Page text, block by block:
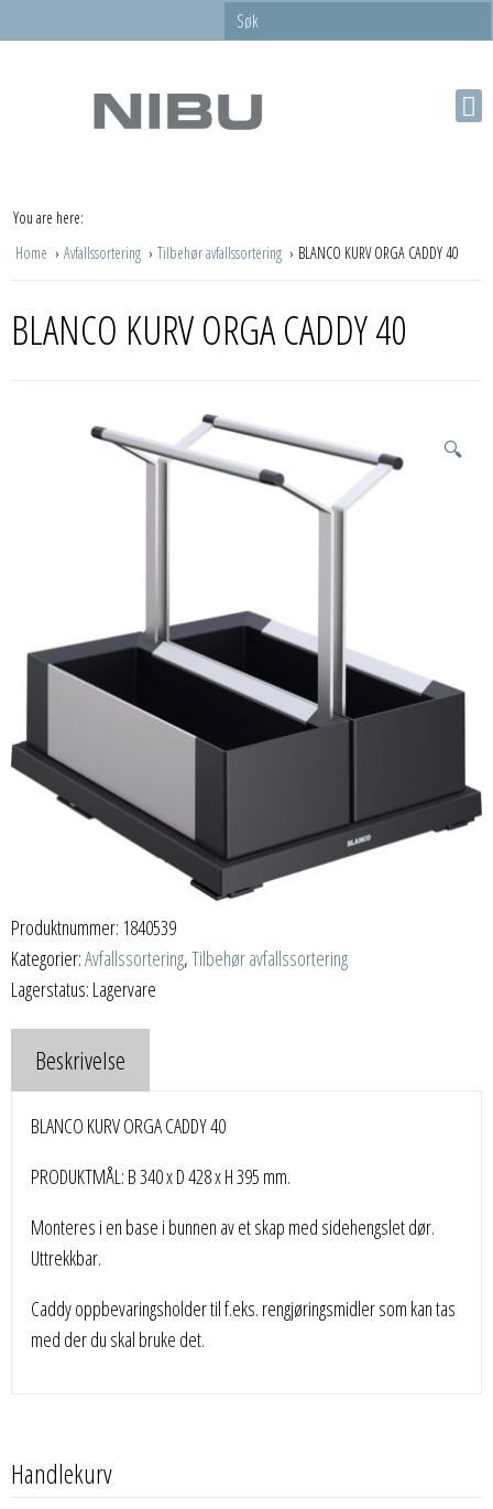
You are here:
Home
Avfallssortering Tilbehør avfallssortering BLANCO KURV ORGA CADDY 40
BLANCO KURV ORGA CADDY 40
🔍
Produktnummer: 1840539
Kategorier:Avfallssortering,Tilbehør avfallssortering
Lagerstatus: Lagervare
Beskrivelse
BLANCO KURV ORGA CADDY 40
PRODUKTMÅL: B 340 x D 428 x H 395 mm.
Monteres i en base i bunnen av et skap med sidehengslet dør.
Uttrekkbar.
Caddy oppbevaringsholder til f.eks. rengjøringsmidler som kan tas
med der du skal bruke det.
Handlekurv